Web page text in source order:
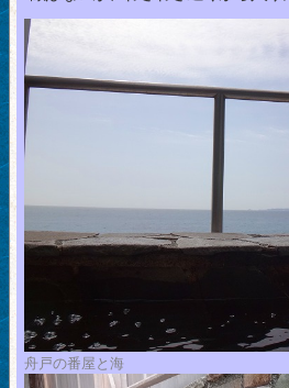
舟戸の番屋と海